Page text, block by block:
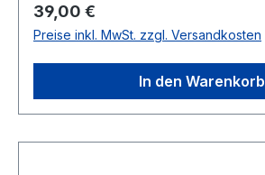
Regulärer Preis:
39,00 €
Preise inkl. MwSt. zzgl. Versandkosten
In den Warenkorb